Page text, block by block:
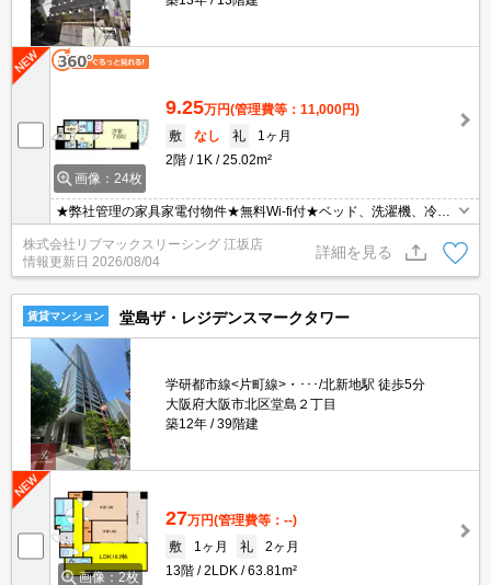
画像：24枚
9.25万円(管理費等：11,000円)
敷
なし 礼
1ヶ月
2階
1K 25.02m²
★弊社管理の家具家電付物件★無料Wi-fi付★ベッド、洗濯機、冷蔵
庫、掃除機、テレビ、デスク、照明、カーテン等の生活必需品が揃
っています♪ネットに掲載されている物件は全てご紹介可能です！
株式会社リブマックスリーシング 江坂店
情報更新日 2026/08/04
詳細を見る
賃貸マンション 堂島ザ・レジデンスマークタワー
学研都市線<片町線>・･･･/北新地駅 徒歩5分
大阪府大阪市北区堂島２丁目
築12年
39階建
画像：2枚
27万円(管理費等：--)
敷
1ヶ月 礼
2ヶ月
13階
2LDK 63.81m²